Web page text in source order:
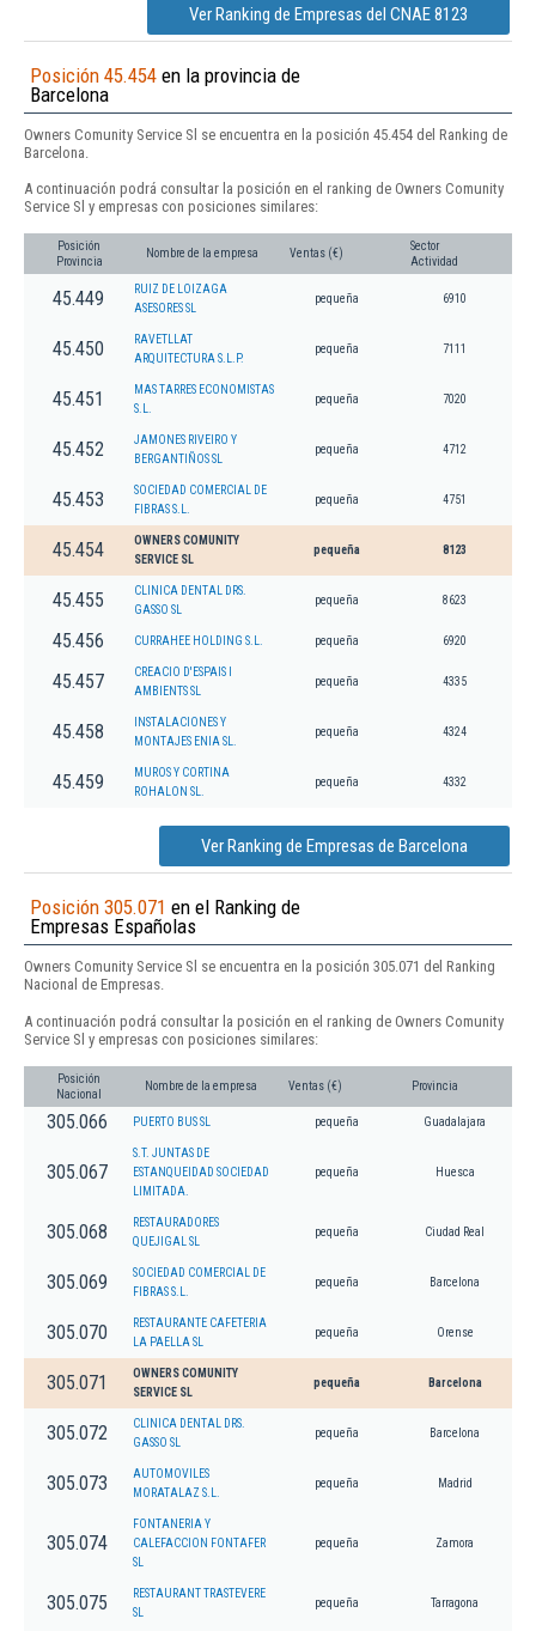
Ver Ranking de Empresas del CNAE 8123
Posición 45.454 en la provincia de
Barcelona
Owners Comunity Service Sl se encuentra en la posición 45.454 del Ranking de
Barcelona.
A continuación podrá consultar la posición en el ranking de Owners Comunity
Service Sl y empresas con posiciones similares:
Posición
Provincia
Nombre de la empresa Ventas (€)
Sector
Actividad
45.449
RUIZ DE LOIZAGA
ASESORES SL
pequeña 6910
45.450
RAVETLLAT
ARQUITECTURA S.L.P.
pequeña 7111
45.451
MAS TARRES ECONOMISTAS
S.L.
pequeña 7020
45.452
JAMONES RIVEIRO Y
BERGANTIÑOS SL
pequeña 4712
45.453
SOCIEDAD COMERCIAL DE
FIBRAS S.L.
pequeña 4751
45.454
OWNERS COMUNITY
SERVICE SL
pequeña 8123
45.455
CLINICA DENTAL DRS.
GASSO SL
pequeña 8623
45.456 CURRAHEE HOLDING S.L. pequeña 6920
45.457
CREACIO D'ESPAIS I
AMBIENTS SL
pequeña 4335
45.458
INSTALACIONES Y
MONTAJES ENIA SL.
pequeña 4324
45.459
MUROS Y CORTINA
ROHALON SL.
pequeña 4332
Ver Ranking de Empresas de Barcelona
Posición 305.071 en el Ranking de
Empresas Españolas
Owners Comunity Service Sl se encuentra en la posición 305.071 del Ranking
Nacional de Empresas.
A continuación podrá consultar la posición en el ranking de Owners Comunity
Service Sl y empresas con posiciones similares:
Posición
Nacional
Nombre de la empresa Ventas (€) Provincia
305.066 PUERTO BUS SL pequeña Guadalajara
305.067
S.T. JUNTAS DE
ESTANQUEIDAD SOCIEDAD
LIMITADA.
pequeña Huesca
305.068
RESTAURADORES
QUEJIGAL SL
pequeña Ciudad Real
305.069
SOCIEDAD COMERCIAL DE
FIBRAS S.L.
pequeña Barcelona
305.070
RESTAURANTE CAFETERIA
LA PAELLA SL
pequeña Orense
305.071
OWNERS COMUNITY
SERVICE SL
pequeña Barcelona
305.072
CLINICA DENTAL DRS.
GASSO SL
pequeña Barcelona
305.073
AUTOMOVILES
MORATALAZ S.L.
pequeña Madrid
305.074
FONTANERIA Y
CALEFACCION FONTAFER
SL
pequeña Zamora
305.075
RESTAURANT TRASTEVERE
SL
pequeña Tarragona